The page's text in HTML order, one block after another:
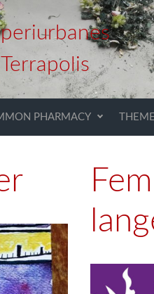
periurbanes
Terrapolis
PHARMACY